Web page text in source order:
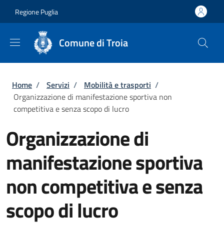
Regione Puglia
Comune di Troia
Briciole di pane
Home / Servizi / Mobilità e trasporti /
Organizzazione di manifestazione sportiva non
competitiva e senza scopo di lucro
Organizzazione di
manifestazione sportiva
non competitiva e senza
scopo di lucro